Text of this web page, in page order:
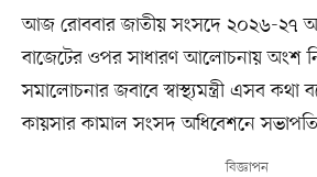
আজ রোববার জাতীয় সংসদে ২০২৬-২৭
বাজেটের ওপর সাধারণ আলোচনায় অংশ
সমালোচনার জবাবে স্বাস্থ্যমন্ত্রী এসব কথা
কায়সার কামাল সংসদ অধিবেশনে